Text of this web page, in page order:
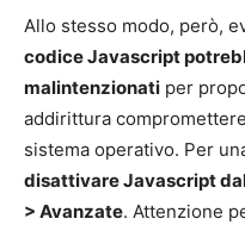
Allo stesso modo, però,
codice Javascript
malintenzionati per
addirittura
sistema operativo. Per
disattivare Javascript
> Avanzate. Attenzione